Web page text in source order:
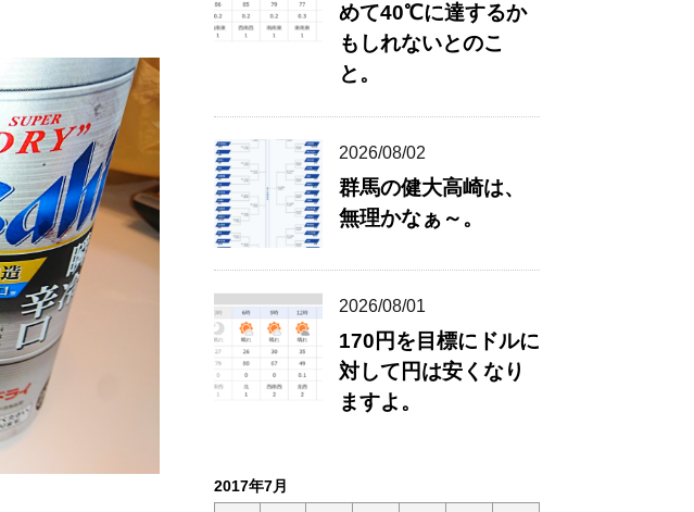
めて40℃に達するか
もしれないとのこ
と。
2026/08/02
群馬の健大高崎は、
無理かなぁ～。
2026/08/01
170円を目標にドルに
対して円は安くなり
ますよ。
2017年7月